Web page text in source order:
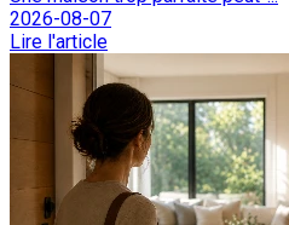
2026-08-07
Lire l'article